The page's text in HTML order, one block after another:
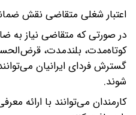
اعتبار شغلی متقاضی نقش
در صورتی که متقاضی نیاز
کوتاه‌مدت، بلندمدت،
گسترش فردای ایرانیان
شوند.
کارمندان می‌توانند با ارائه